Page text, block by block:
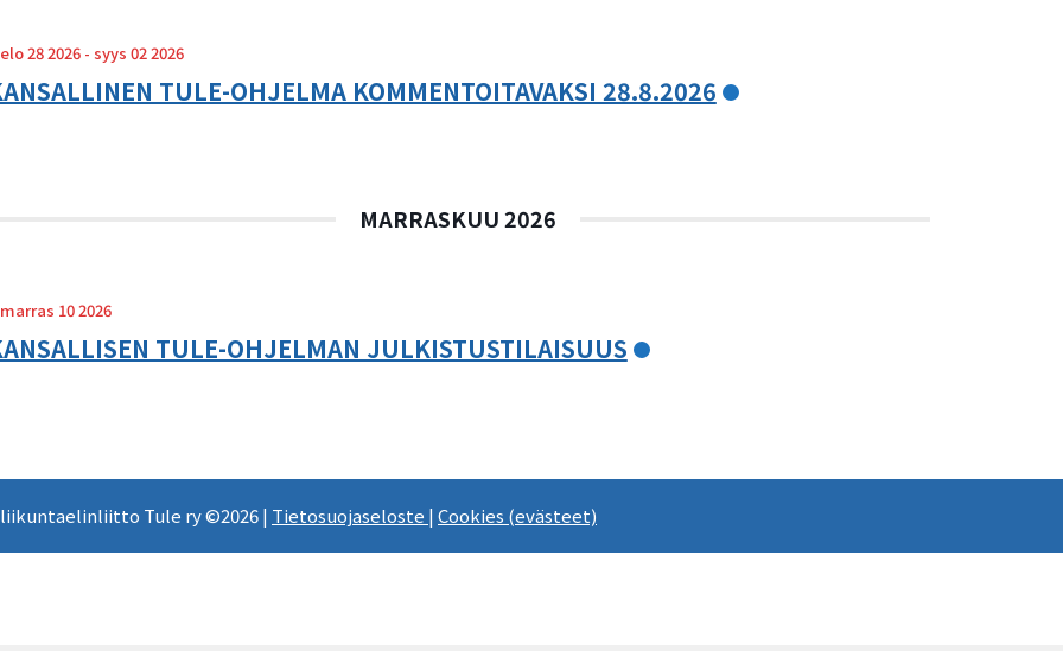
elo 28 2026- syys 02 2026
TULE-OHJELMA KOMMENTOITAVAKSI 28.8.2026
MARRASKUU 2026
marras 10 2026
TULE-OHJELMAN JULKISTUSTILAISUUS
Tule ry ©2026 | Tietosuojaseloste | Cookies (evästeet)